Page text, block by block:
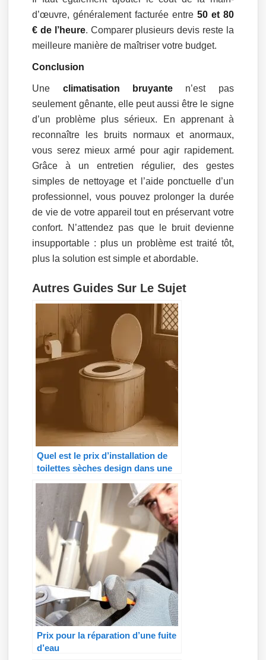
d’œuvre, généralement facturée entre 50 et 80
€ de l’heure. Comparer plusieurs devis reste la
meilleure manière de maîtriser votre budget.
Conclusion
Une climatisation bruyante n’est pas
seulement gênante, elle peut aussi être le signe
d’un problème plus sérieux. En apprenant à
reconnaître les bruits normaux et anormaux,
vous serez mieux armé pour agir rapidement.
Grâce à un entretien régulier, des gestes
simples de nettoyage et l’aide ponctuelle d’un
professionnel, vous pouvez prolonger la durée
de vie de votre appareil tout en préservant votre
confort. N’attendez pas que le bruit devienne
insupportable : plus un problème est traité tôt,
plus la solution est simple et abordable.
Autres Guides Sur Le Sujet
Quel est le prix d’installation de
toilettes sèches design dans une
Prix pour la réparation d’une fuite
d’eau